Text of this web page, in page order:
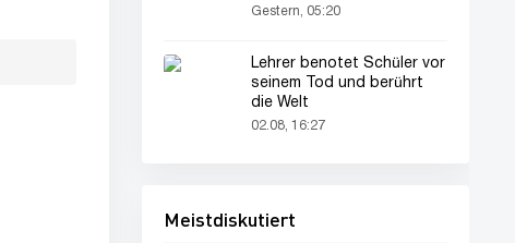
Gestern, 05:20
Lehrer benotet Schüler vor
seinem Tod und berührt
die Welt
02.08, 16:27
Meistdiskutiert